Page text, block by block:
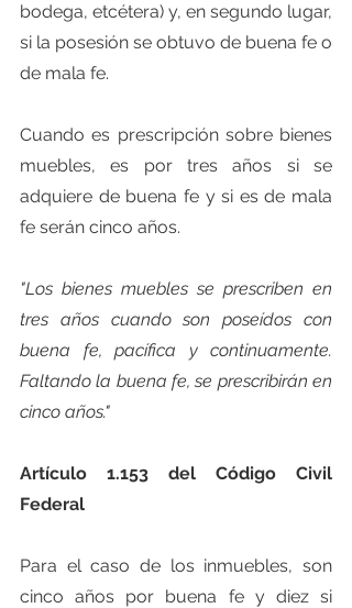
bodega, etcétera) y, en segundo lugar,
si la posesión se obtuvo de buena fe o
de mala fe.
Cuando es prescripción sobre bienes
muebles, es por tres años si se
adquiere de buena fe y si es de mala
fe serán cinco años.
"Los bienes muebles se prescriben en
tres años cuando son poseídos con
buena fe, pacífica y continuamente.
Faltando la buena fe, se prescribirán en
cinco años."
Artículo 1.153 del Código Civil
Federal
Para el caso de los inmuebles, son
cinco años por buena fe y diez si